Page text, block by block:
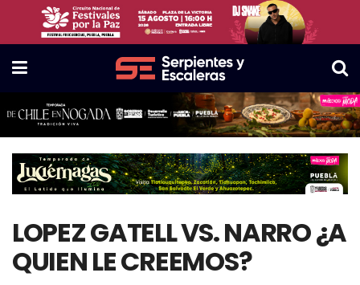
LOPEZ GATELL VS. NARRO ¿A
QUIEN LE CREEMOS?